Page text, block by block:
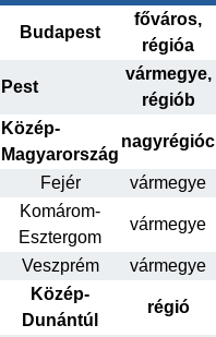
Budapest
főváros,
régióa
Pest
vármegye,
régiób
Közép-
Magyarország
nagyrégióc
Fejér vármegye
Komárom-
Esztergom
vármegye
Veszprém vármegye
Közép-
Dunántúl
régió